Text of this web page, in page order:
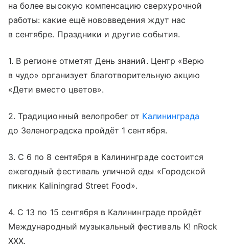
на более высокую компенсацию сверхурочной
работы: какие ещё нововведения ждут нас
в сентябре. Праздники и другие события.
1. В регионе отметят День знаний. Центр «Верю
в чудо» организует благотворительную акцию
«Дети вместо цветов».
2. Традиционный велопробег от Калининграда
до Зеленоградска пройдёт 1 сентября.
3. С 6 по 8 сентября в Калининграде состоится
ежегодный фестиваль уличной еды «Городской
пикник Kaliningrad Street Food».
4. С 13 по 15 сентября в Калининграде пройдёт
Международный музыкальный фестиваль K! nRock
XXX.